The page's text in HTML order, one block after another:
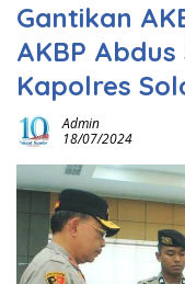
Gantikan
AKBP
Kapolres
Admin
18/07/2024